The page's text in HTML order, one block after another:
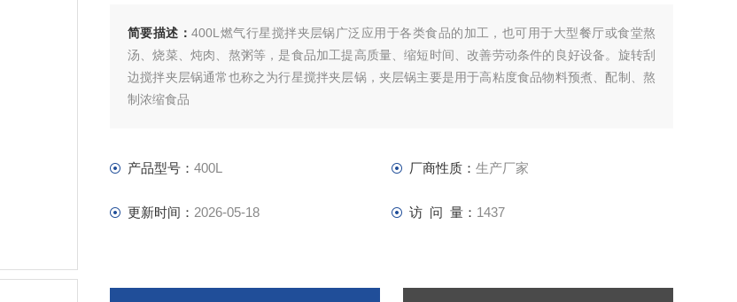
简要描述：400L燃气行星搅拌夹层锅广泛应用于各类食品的加工，也可用于大型餐厅或食堂熬
汤、烧菜、炖肉、熬粥等，是食品加工提高质量、缩短时间、改善劳动条件的良好设备。旋转刮
边搅拌夹层锅通常也称之为行星搅拌夹层锅，夹层锅主要是用于高粘度食品物料预煮、配制、熬
制浓缩食品
产品型号： 400L 厂商性质： 生产厂家
更新时间： 2026-05-18 访 问 量： 1437